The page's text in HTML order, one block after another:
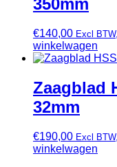
350mm
€140,00 Excl BTW,
winkelwagen
Zaagblad
32mm
€190,00 Excl BTW,
winkelwagen